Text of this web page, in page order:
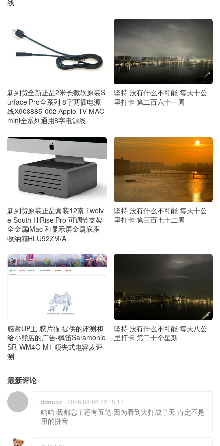
线
新到货全新正品2米长微软原装S
urface Pro全系列 8字两插电源
线X908885-002 Apple TV MAC
mini全系列通用8字电源线
坚持 没有什么不可能 毎天十公
里打卡 第二百六十一周
新到货原装正品盒装12南 Twelv
e South HiRise Pro 可调节支架
全金属iMac 和显示屏金属底座
收纳箱HLU92ZM/A
坚持 没有什么不可能 毎天十公
里打卡 第三百七十二周
感谢UP主 胶片猫 提供的评测和
给小熊店的广告-枫笛Saramonic
SR-WM4C-M1 领夹式电容麦评
测
坚持 没有什么不可能 毎天八公
里打卡 第二十个星期
最新评论
ddmzxz 2026-08-06 22:15:17
哈哈 我都忘了还有五笔 因为看到大打成了天 肯定不是
用的拼音